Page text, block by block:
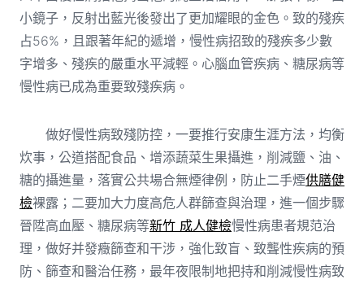
小鏡子，反射出藍光後發出了更加耀眼的金色。致的殘疾
占56%，且跟著年紀的遞增，慢性病招致的殘疾多少數
字增多、殘疾的嚴重水平減輕。心腦血管疾病、糖尿病等
慢性病已成為重要致殘疾病。
做好慢性病致殘防控，一要推行安康生涯方法，均衡
炊事，公道搭配食品、增添蔬菜生果攝進，削減鹽、油、
糖的攝進量，落實公共場合無煙律例，防止二手煙供膳健
檢裸露；二要加大力度高危人群篩查與治理，進一個步驟
晉陞高血壓、糖尿病等新竹 成人健檢慢性病患者規范治
理，做好并發癥篩查和干涉，強化致盲、致聾性疾病的預
防、篩查和醫治任務，最年夜限制地把持和削減慢性病致